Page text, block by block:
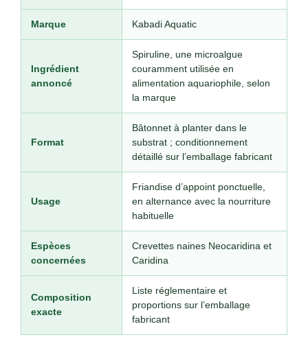
Marque Kabadi Aquatic
Ingrédient
annoncé
Spiruline, une microalgue
couramment utilisée en
alimentation aquariophile, selon
la marque
Format
Bâtonnet à planter dans le
substrat ; conditionnement
détaillé sur l’emballage fabricant
Usage
Friandise d’appoint ponctuelle,
en alternance avec la nourriture
habituelle
Espèces
concernées
Crevettes naines Neocaridina et
Caridina
Composition
exacte
Liste réglementaire et
proportions sur l’emballage
fabricant